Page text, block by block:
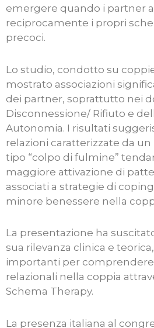
emergere quando i partner
reciprocamente i propri
precoci.
Lo studio, condotto su
mostrato associazioni
dei partner, soprattutto nei
Disconnessione/ Rifiuto e
Autonomia. I risultati
relazioni caratterizzate da
tipo “colpo di fulmine”
maggiore attivazione di
associati a strategie di
minore benessere nella
La presentazione ha
sua rilevanza clinica e
importanti per comprendere
relazionali nella coppia
Schema Therapy.
La presenza italiana al